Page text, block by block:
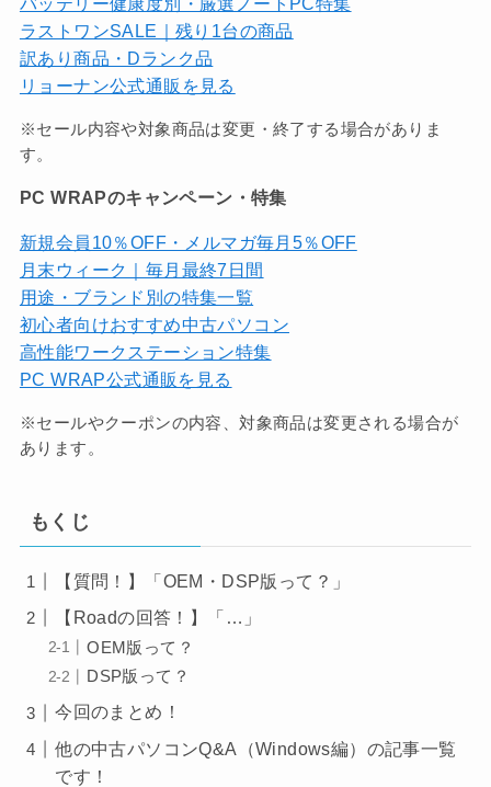
ラストワンSALE｜残り1台の商品
訳あり商品・Dランク品
リョーナン公式通販を見る
※セール内容や対象商品は変更・終了する場合がありま
す。
PC WRAPのキャンペーン・特集
新規会員10％OFF・メルマガ毎月5％OFF
月末ウィーク｜毎月最終7日間
用途・ブランド別の特集一覧
初心者向けおすすめ中古パソコン
高性能ワークステーション特集
PC WRAP公式通販を見る
※セールやクーポンの内容、対象商品は変更される場合が
あります。
もくじ
【質問！】「OEM・DSP版って？」
【Roadの回答！】「…」
OEM版って？
DSP版って？
今回のまとめ！
他の中古パソコンQ&A（Windows編）の記事一覧
です！